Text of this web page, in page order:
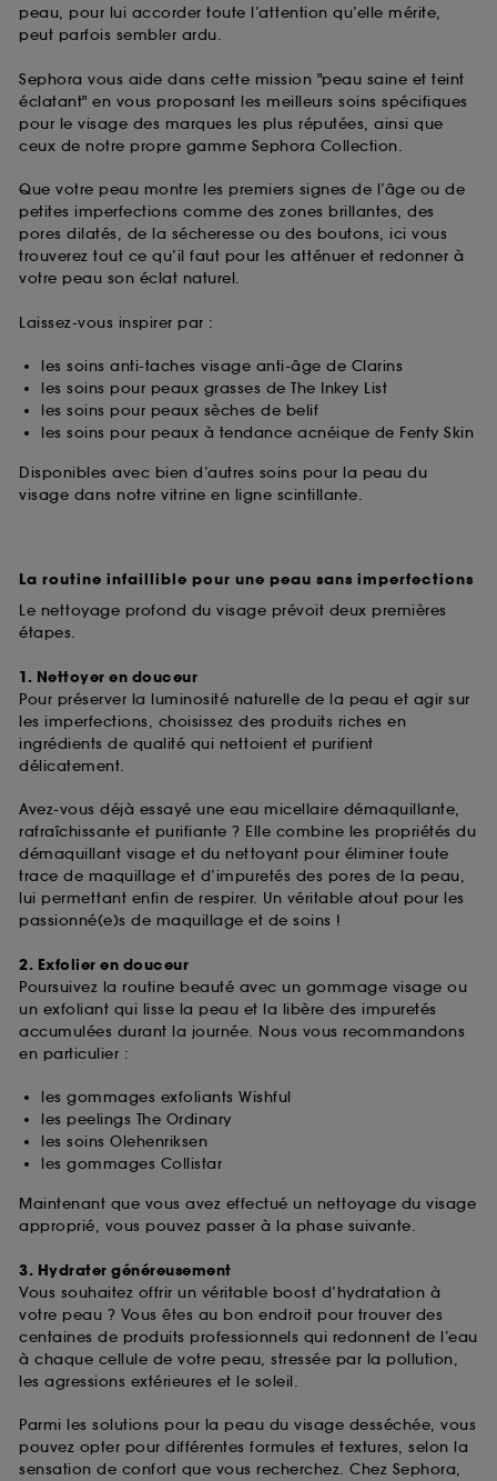
peau, pour lui accorder toute l’attention qu’elle mérite,
peut parfois sembler ardu.
Sephora vous aide dans cette mission "peau saine et teint
éclatant" en vous proposant les meilleurs soins spécifiques
pour le visage des marques les plus réputées, ainsi que
ceux de notre propre gamme Sephora Collection.
Que votre peau montre les premiers signes de l’âge ou de
petites imperfections comme des zones brillantes, des
pores dilatés, de la sécheresse ou des boutons, ici vous
trouverez tout ce qu’il faut pour les atténuer et redonner à
votre peau son éclat naturel.
Laissez-vous inspirer par :
les soins anti-taches visage anti-âge de Clarins
les soins pour peaux grasses de The Inkey List
les soins pour peaux sèches de belif
les soins pour peaux à tendance acnéique de Fenty Skin
Disponibles avec bien d’autres soins pour la peau du
visage dans notre vitrine en ligne scintillante.
La routine infaillible pour une peau sans imperfections
Le nettoyage profond du visage prévoit deux premières
étapes.
1. Nettoyer en douceur
Pour préserver la luminosité naturelle de la peau et agir sur
les imperfections, choisissez des produits riches en
ingrédients de qualité qui nettoient et purifient
délicatement.
Avez-vous déjà essayé une eau micellaire démaquillante,
rafraîchissante et purifiante ? Elle combine les propriétés du
démaquillant visage et du nettoyant pour éliminer toute
trace de maquillage et d’impuretés des pores de la peau,
lui permettant enfin de respirer. Un véritable atout pour les
passionné(e)s de maquillage et de soins !
2. Exfolier en douceur
Poursuivez la routine beauté avec un gommage visage ou
un exfoliant qui lisse la peau et la libère des impuretés
accumulées durant la journée. Nous vous recommandons
en particulier :
les gommages exfoliants Wishful
les peelings The Ordinary
les soins Olehenriksen
les gommages Collistar
Maintenant que vous avez effectué un nettoyage du visage
approprié, vous pouvez passer à la phase suivante.
3. Hydrater généreusement
Vous souhaitez offrir un véritable boost d’hydratation à
votre peau ? Vous êtes au bon endroit pour trouver des
centaines de produits professionnels qui redonnent de l’eau
à chaque cellule de votre peau, stressée par la pollution,
les agressions extérieures et le soleil.
Parmi les solutions pour la peau du visage desséchée, vous
pouvez opter pour différentes formules et textures, selon la
sensation de confort que vous recherchez. Chez Sephora,